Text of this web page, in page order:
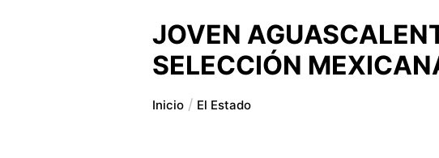
JOVEN
SELECCIÓN
Inicio El Estado